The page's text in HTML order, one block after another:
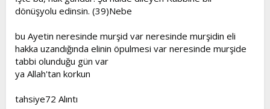
dönüşyolu edinsin. (39)Nebe
bu Ayetin neresinde murşid var neresinde murşidin eli
hakka uzandığında elinin öpulmesi var neresinde murşide
tabbi olunduğu gün var
ya Allah'tan korkun
tahsiye72 Alıntı